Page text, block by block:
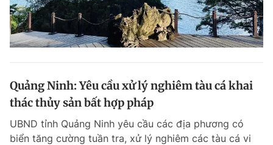
Quảng Ninh: Yêu cầu xử lý nghiêm tàu cá khai
thác thủy sản bất hợp pháp
UBND tỉnh Quảng Ninh yêu cầu các địa phương có
biển tăng cường tuần tra, xử lý nghiêm các tàu cá vi